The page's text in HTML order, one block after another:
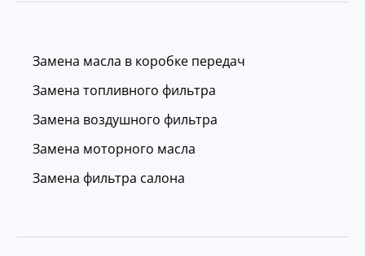
Замена масла в коробке передач
Замена топливного фильтра
Замена воздушного фильтра
Замена моторного масла
Замена фильтра салона